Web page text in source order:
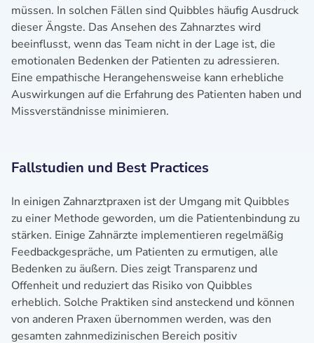
müssen. In solchen Fällen sind Quibbles häufig Ausdruck
dieser Ängste. Das Ansehen des Zahnarztes wird
beeinflusst, wenn das Team nicht in der Lage ist, die
emotionalen Bedenken der Patienten zu adressieren.
Eine empathische Herangehensweise kann erhebliche
Auswirkungen auf die Erfahrung des Patienten haben und
Missverständnisse minimieren.
Fallstudien und Best Practices
In einigen Zahnarztpraxen ist der Umgang mit Quibbles
zu einer Methode geworden, um die Patientenbindung zu
stärken. Einige Zahnärzte implementieren regelmäßig
Feedbackgespräche, um Patienten zu ermutigen, alle
Bedenken zu äußern. Dies zeigt Transparenz und
Offenheit und reduziert das Risiko von Quibbles
erheblich. Solche Praktiken sind ansteckend und können
von anderen Praxen übernommen werden, was den
gesamten zahnmedizinischen Bereich positiv